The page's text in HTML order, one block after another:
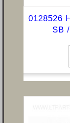
0128526
SB